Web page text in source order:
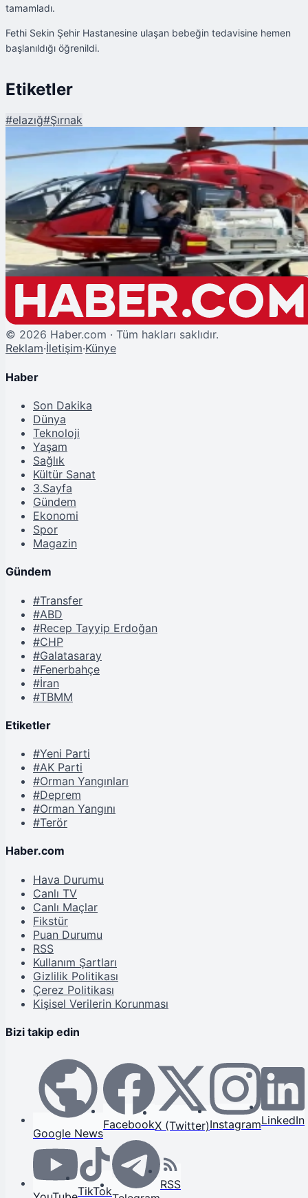
tamamladı.
Fethi Sekin Şehir Hastanesine ulaşan bebeğin tedavisine hemen
başlanıldığı öğrenildi.
Etiketler
#elazığ#Şırnak
Erken Doğan Bebekte Solunum Yetmezliği Oluştu! Ambulans Helikopter
Sevk Edildi
© 2026 Haber.com · Tüm hakları saklıdır.
Reklam·İletişim·Künye
Haber
Son Dakika
Dünya
Teknoloji
Yaşam
Sağlık
Kültür Sanat
3.Sayfa
Gündem
Ekonomi
Spor
Magazin
Gündem
#Transfer
#ABD
#Recep Tayyip Erdoğan
#CHP
#Galatasaray
#Fenerbahçe
#İran
#TBMM
Etiketler
#Yeni Parti
#AK Parti
#Orman Yangınları
#Deprem
#Orman Yangını
#Terör
Haber.com
Hava Durumu
Canlı TV
Canlı Maçlar
Fikstür
Puan Durumu
RSS
Kullanım Şartları
Gizlilik Politikası
Çerez Politikası
Kişisel Verilerin Korunması
Bizi takip edin
Google News
FacebookX (Twitter)InstagramLinkedIn
TikTok RSS